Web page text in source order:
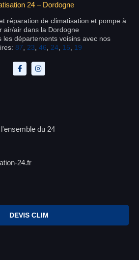
24 – Dordogne
réparation de climatisation et pompe à
air/air dans la Dordogne
les départements voisins avec nos
87 23 46 24 15 19
du 24
24.fr
DEVIS CLIM